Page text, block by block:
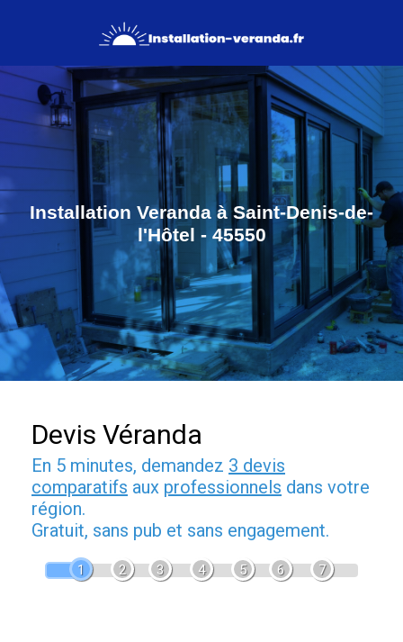
Installation Veranda à Saint-Denis-de-
l'Hôtel - 45550
Devis Véranda
En 5 minutes, demandez 3 devis
comparatifs aux professionnels dans votre
région.
Gratuit, sans pub et sans engagement.
1 2 3 4 5 6 7